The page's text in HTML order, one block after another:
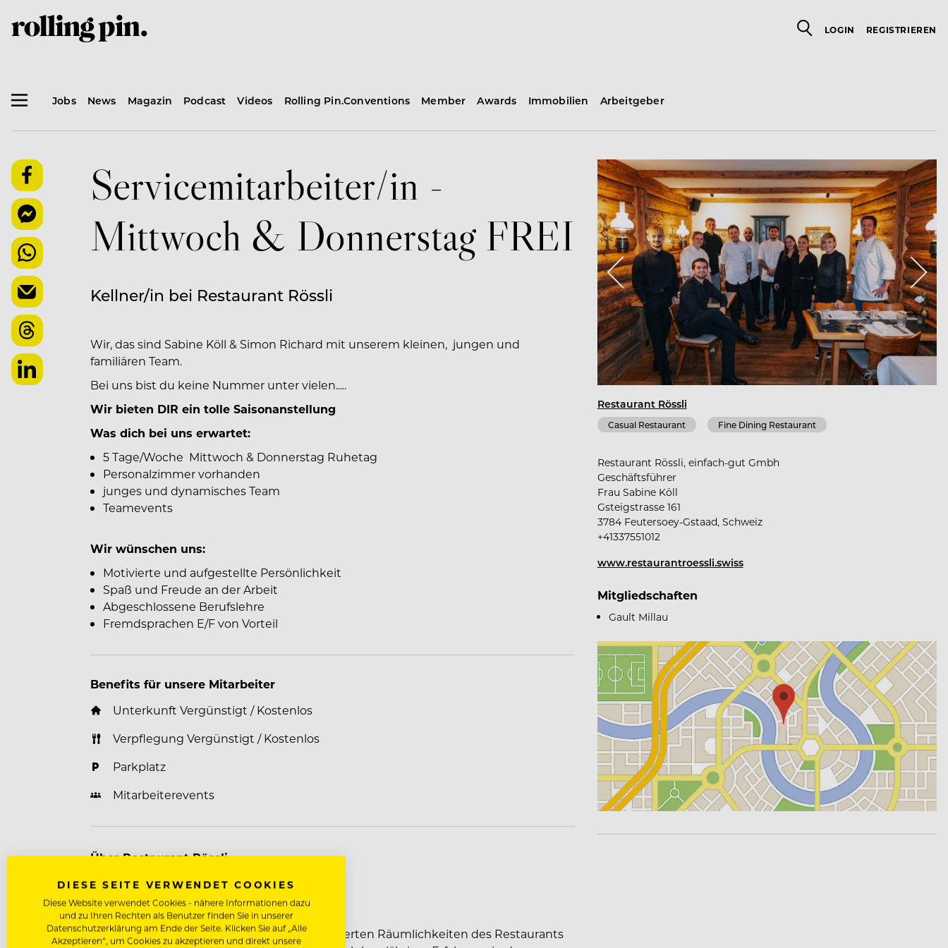
LOGIN REGISTRIEREN
Jobs News Magazin Podcast Videos Rolling Pin.Conventions Member Awards Immobilien Arbeitgeber
Servicemitarbeiter/in -
Mittwoch & Donnerstag FREI
Kellner/in bei Restaurant Rössli
Wir, das sind Sabine Köll & Simon Richard mit unserem kleinen, jungen und
familiären Team.
Bei uns bist du keine Nummer unter vielen.....
Wir bieten DIR ein tolle Saisonanstellung
Was dich bei uns erwartet:
5 Tage/Woche Mittwoch & Donnerstag Ruhetag
Personalzimmer vorhanden
junges und dynamisches Team
Teamevents
Wir wünschen uns:
Motivierte und aufgestellte Persönlichkeit
Spaß und Freude an der Arbeit
Abgeschlossene Berufslehre
Fremdsprachen E/F von Vorteil
Benefits für unsere Mitarbeiter
Unterkunft Vergünstigt / Kostenlos
Verpflegung Vergünstigt / Kostenlos
Parkplatz
Mitarbeiterevents
Über Restaurant Rössli
Das Rössli Feutersoey-Gstaad
Wir freuen uns, Sie als Gastgeber in den sanierten Räumlichkeiten des Restaurants
Restaurant Rössli
Casual Restaurant Fine Dining Restaurant
Restaurant Rössli, einfach-gut Gmbh
Geschäftsführer
Frau Sabine Köll
Gsteigstrasse 161
3784 Feutersoey-Gstaad, Schweiz
+41337551012
www.restaurantroessli.swiss
Mitgliedschaften
Gault Millau
DIESE SEITE VERWENDET COOKIES
Diese Website verwendet Cookies - nähere Informationen dazu
und zu Ihren Rechten als Benutzer finden Sie in unserer
Datenschutzerklärung am Ende der Seite. Klicken Sie auf „Alle
Akzeptieren“, um Cookies zu akzeptieren und direkt unsere